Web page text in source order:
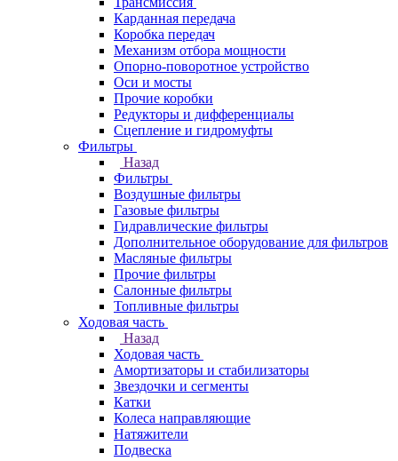
Карданная передача
Коробка передач
Механизм отбора мощности
Опорно-поворотное устройство
Оси и мосты
Прочие коробки
Редукторы и дифференциалы
Сцепление и гидромуфты
Фильтры
Назад
Фильтры
Воздушные фильтры
Газовые фильтры
Гидравлические фильтры
Дополнительное оборудование для фильтров
Масляные фильтры
Прочие фильтры
Салонные фильтры
Топливные фильтры
Ходовая часть
Назад
Ходовая часть
Амортизаторы и стабилизаторы
Звездочки и сегменты
Катки
Колеса направляющие
Натяжители
Подвеска